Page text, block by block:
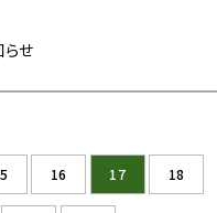
せ
16 17 18